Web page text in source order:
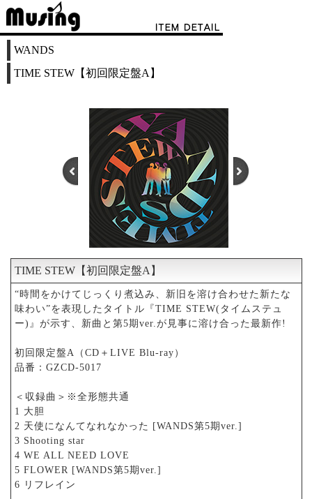
WANDS
TIME STEW【初回限定盤A】
1 2
TIME STEW【初回限定盤A】
“時間をかけてじっくり煮込み、新旧を溶け合わせた新たな
味わい”を表現したタイトル『TIME STEW(タイムステュ
ー)』が示す、新曲と第5期ver.が見事に溶け合った最新作!
初回限定盤A（CD＋LIVE Blu-ray）
品番：GZCD-5017
＜収録曲＞※全形態共通
1 大胆
2 天使になんてなれなかった [WANDS第5期ver.]
3 Shooting star
4 WE ALL NEED LOVE
5 FLOWER [WANDS第5期ver.]
6 リフレイン